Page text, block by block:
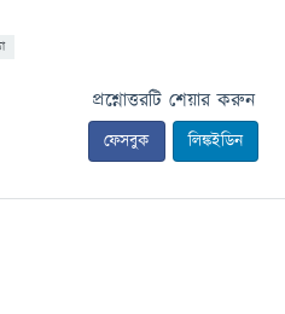
প্রশ্নোত্তরটি শেয়ার করুন
ফেসবুক লিঙ্কইডিন